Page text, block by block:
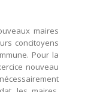
maires
concitoyens
Pour la
nouveau